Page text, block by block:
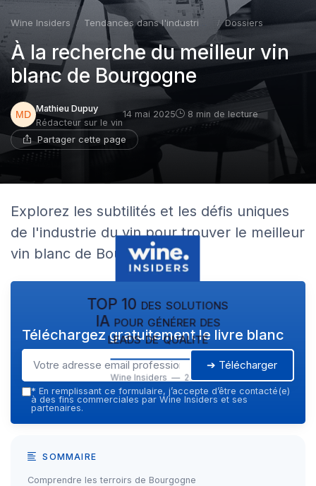
Wine Insiders Tendances dans l'industrie du vin Dossiers
À la recherche du meilleur vin
blanc de Bourgogne
Mathieu Dupuy
Rédacteur sur le vin
14 mai 2025 8 min de lecture
Partager cette page
Explorez les subtilités et les défis uniques
de l'industrie du vin pour trouver le meilleur
vin blanc de Bourgogne.
TOP 10 des solutions
IA pour générer des
leads de qualité
Wine Insiders — 2026
Téléchargez gratuitement le livre blanc
➔ Télécharger
* En remplissant ce formulaire, j’accepte d’être contacté(e)
à des fins commerciales par Wine Insiders et ses
partenaires.
SOMMAIRE
Comprendre les terroirs de Bourgogne